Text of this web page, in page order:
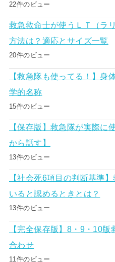
22件のビュー
救急救命士が使うＬＴ（ラ
方法は？適応とサイズ一覧
20件のビュー
【救急隊も使ってる！】身
学的名称
15件のビュー
【保存版】救急隊が実際に
から話す】
13件のビュー
【社会死6項目の判断基準
いると認めるときとは？
13件のビュー
【完全保存版】8・9・10
合わせ
11件のビュー